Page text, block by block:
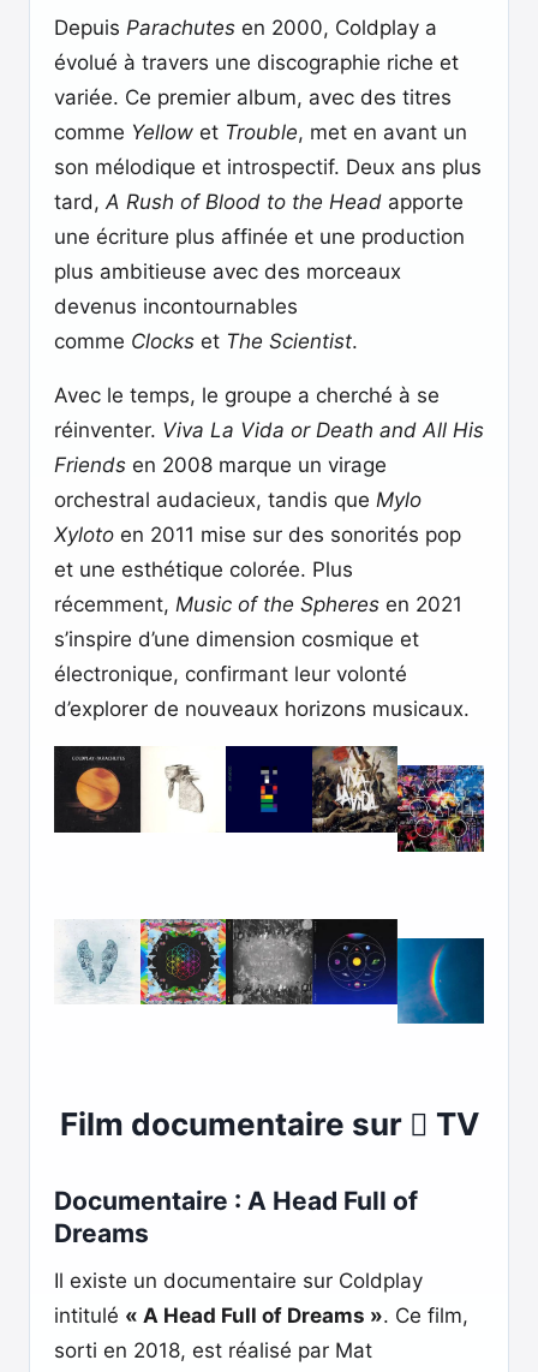
Depuis Parachutes en 2000, Coldplay a
évolué à travers une discographie riche et
variée. Ce premier album, avec des titres
comme Yellow et Trouble, met en avant un
son mélodique et introspectif. Deux ans plus
tard,A Rush of Blood to the Head apporte
une écriture plus affinée et une production
plus ambitieuse avec des morceaux
devenus incontournables
comme Clocks et The Scientist.
Avec le temps, le groupe a cherché à se
réinventer. Viva La Vida or Death and All His
Friends en 2008 marque un virage
orchestral audacieux, tandis que Mylo
Xyloto en 2011 mise sur des sonorités pop
et une esthétique colorée. Plus
récemment, Music of the Spheres en 2021
s’inspire d’une dimension cosmique et
électronique, confirmant leur volonté
d’explorer de nouveaux horizons musicaux.
Film documentaire sur  TV
Documentaire : A Head Full of
Dreams
Il existe un documentaire sur Coldplay
intitulé « A Head Full of Dreams ». Ce film,
sorti en 2018, est réalisé par Mat